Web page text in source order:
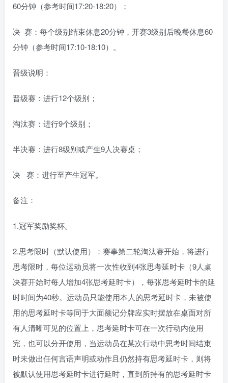
60分钟（参考时间17:20-18:20）；
决 赛：每个级别结束休息20分钟，开赛3级别后晚餐休息60
分钟（参考时间17:10-18:10）。
晋级说明：
晋级赛：进行12个级别；
淘汰赛：进行9个级别；
半决赛：进行8级别或产生9人决赛桌；
决 赛：进行至产生冠军。
备注：
1.冠军奖励奖杯。
2.思考限时（默认使用）：赛事第二轮淘汰赛开始，将进行
思考限时，每位运动员将一次性收到4张思考延时卡（9人桌
决赛开始时每人增加4张思考延时卡），每张思考延时卡的延
时时间为40秒。运动员只能使用本人的思考延时卡，未被使
用的思考延时卡等同于大面额记分牌应实时摆放在桌面对所
有人清晰可见的位置上，思考延时卡可在一次行动内使用
完，也可以分开使用，当运动员在某次行动中思考时间结束
时未做出任何言语声明或动作且仍然持有思考延时卡，则将
被默认使用思考延时卡进行延时，直到所持有的思考延时卡